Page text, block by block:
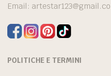
Email:
POLITICHE E TERMINI